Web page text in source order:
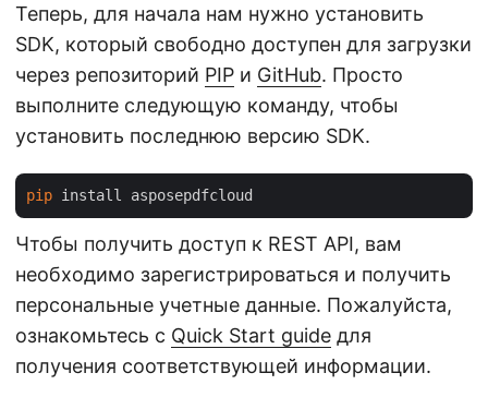
Теперь, для начала нам нужно установить
SDK, который свободно доступен для загрузки
через репозиторий PIP и GitHub. Просто
выполните следующую команду, чтобы
установить последнюю версию SDK.
pip
Чтобы получить доступ к REST API, вам
необходимо зарегистрироваться и получить
персональные учетные данные. Пожалуйста,
ознакомьтесь с Quick Start guide для
получения соответствующей информации.